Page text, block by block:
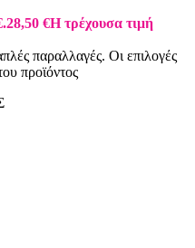
28,50 €Η τρέχουσα τιμή
παραλλαγές. Οι επιλογές
προϊόντος